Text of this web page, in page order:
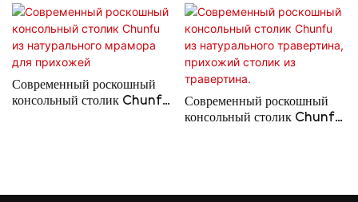
Современный роскошный
консольный столик Chunfu
Современный роскошный
консольный столик Chunfu